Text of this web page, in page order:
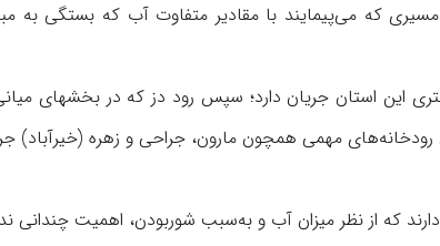
که می‌پیمایند با مقادیر متفاوت آب که بستگی به
این استان جریان دارد؛ سپس رود دز که در بخشهای
اینها، در خاور استان رودخانه‌های مهمی همچون مارون، جراحی و زهره
از نظر میزان آب و به‌سبب شور‌بودن، اهمیت چندانی ندارند